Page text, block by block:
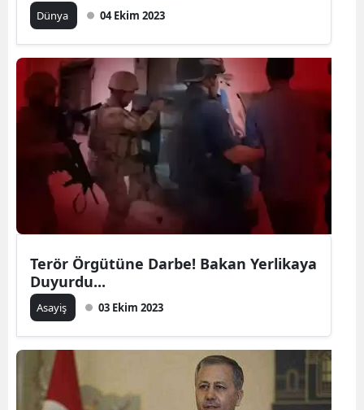
Dünya 04 Ekim 2023
Terör Örgütüne Darbe! Bakan Yerlikaya
Duyurdu...
Asayiş 03 Ekim 2023